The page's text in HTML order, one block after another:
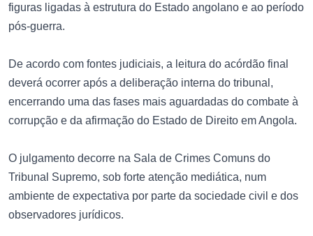
figuras ligadas à estrutura do Estado angolano e ao período
pós-guerra.
De acordo com fontes judiciais, a leitura do acórdão final
deverá ocorrer após a deliberação interna do tribunal,
encerrando uma das fases mais aguardadas do combate à
corrupção e da afirmação do Estado de Direito em Angola.
O julgamento decorre na Sala de Crimes Comuns do
Tribunal Supremo, sob forte atenção mediática, num
ambiente de expectativa por parte da sociedade civil e dos
observadores jurídicos.